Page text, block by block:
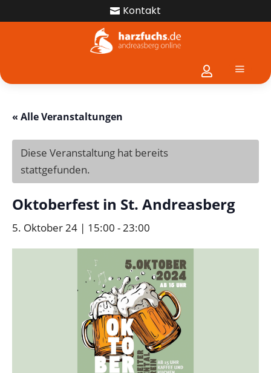
 Kontakt
 a
« Alle Veranstaltungen
Diese Veranstaltung hat bereits
stattgefunden.
Oktoberfest in St. Andreasberg
5. Oktober 24 | 15:00 - 23:00